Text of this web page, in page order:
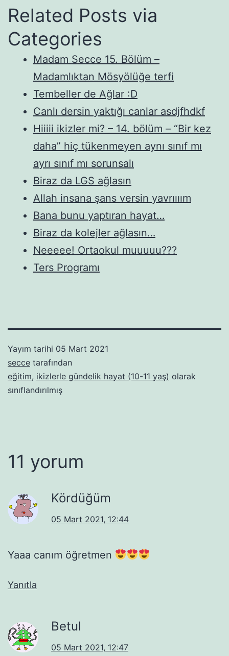
Related Posts via
Categories
Madam Secce 15. Bölüm –
Madamlıktan Mösyölüğe terfi
Tembeller de Ağlar :D
Canlı dersin yaktığı canlar asdjfhdkf
Hiiiii ikizler mi? – 14. bölüm – “Bir kez
daha” hiç tükenmeyen aynı sınıf mı
ayrı sınıf mı sorunsalı
Biraz da LGS ağlasın
Allah insana şans versin yavrıııım
Bana bunu yaptıran hayat…
Biraz da kolejler ağlasın…
Neeeee! Ortaokul muuuuu???
Ters Programı
Yayım tarihi 05 Mart 2021
secce tarafından
eğitim, ikizlerle gündelik hayat (10-11 yaş) olarak
sınıflandırılmış
11 yorum
Kördüğüm
05 Mart 2021, 12:44
Yaaa canım öğretmen
Yanıtla
Betul
05 Mart 2021, 12:47